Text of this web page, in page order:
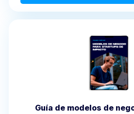
Guía de modelos de